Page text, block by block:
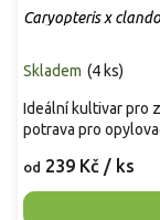
Caryopteris x
Skladem (4 ks)
od 239 Kč / ks
Ideální kultivar pro
potrava pro